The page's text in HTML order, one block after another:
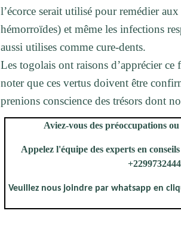
l’écorce serait utilisé pour remédier
hémorroïdes) et même les infections
aussi utilises comme cure-dents.
Les togolais ont raisons d’apprécier
noter que ces vertus doivent être
prenions conscience des trésors dont
Aviez-vous des préoccupations
Appelez l'équipe des experts en
Veuillez nous joindre par whatsapp en